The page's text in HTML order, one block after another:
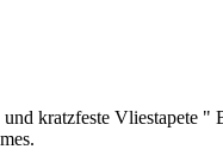
und kratzfeste